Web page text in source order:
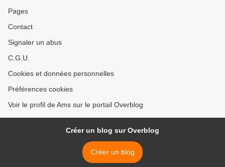
Pages
Contact
Signaler un abus
C.G.U.
Cookies et données personnelles
Préférences cookies
Voir le profil de Ams sur le portail Overblog
Créer un blog sur Overblog
Créer un blog